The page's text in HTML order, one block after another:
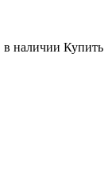
в наличии Купить